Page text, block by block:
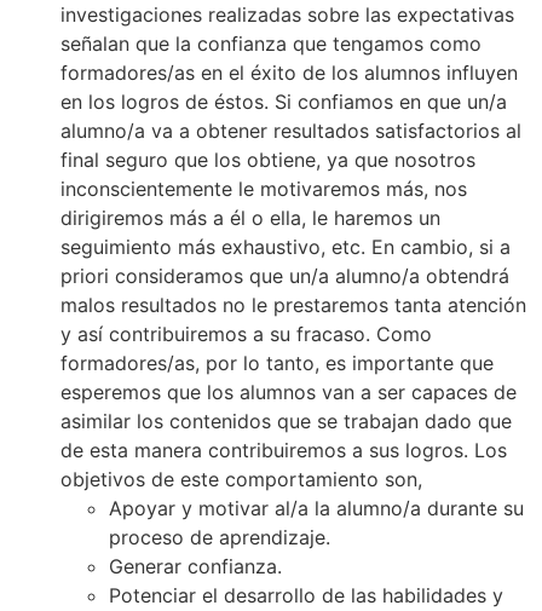
investigaciones realizadas sobre las expectativas
señalan que la confianza que tengamos como
formadores/as en el éxito de los alumnos influyen
en los logros de éstos. Si confiamos en que un/a
alumno/a va a obtener resultados satisfactorios al
final seguro que los obtiene, ya que nosotros
inconscientemente le motivaremos más, nos
dirigiremos más a él o ella, le haremos un
seguimiento más exhaustivo, etc. En cambio, si a
priori consideramos que un/a alumno/a obtendrá
malos resultados no le prestaremos tanta atención
y así contribuiremos a su fracaso. Como
formadores/as, por lo tanto, es importante que
esperemos que los alumnos van a ser capaces de
asimilar los contenidos que se trabajan dado que
de esta manera contribuiremos a sus logros. Los
objetivos de este comportamiento son,
Apoyar y motivar al/a la alumno/a durante su
proceso de aprendizaje.
Generar confianza.
Potenciar el desarrollo de las habilidades y